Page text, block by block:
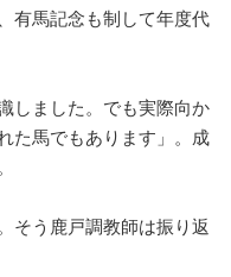
有馬記念も制して年度代
しました。でも実際向か
た馬でもあります」。成
そう鹿戸調教師は振り返